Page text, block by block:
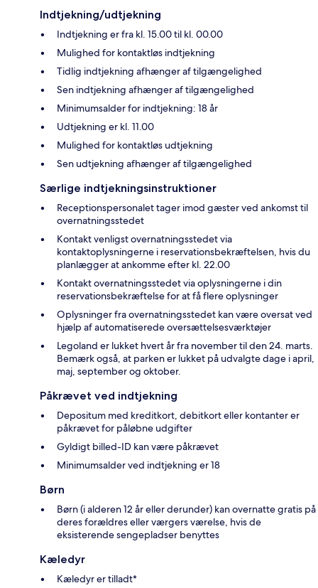
Indtjekning/udtjekning
Indtjekning er fra kl. 15.00 til kl. 00.00
Mulighed for kontaktløs indtjekning
Tidlig indtjekning afhænger af tilgængelighed
Sen indtjekning afhænger af tilgængelighed
Minimumsalder for indtjekning: 18 år
Udtjekning er kl. 11.00
Mulighed for kontaktløs udtjekning
Sen udtjekning afhænger af tilgængelighed
Særlige indtjekningsinstruktioner
Receptionspersonalet tager imod gæster ved ankomst til
overnatningsstedet
Kontakt venligst overnatningsstedet via
kontaktoplysningerne i reservationsbekræftelsen, hvis du
planlægger at ankomme efter kl. 22.00
Kontakt overnatningsstedet via oplysningerne i din
reservationsbekræftelse for at få flere oplysninger
Oplysninger fra overnatningsstedet kan være oversat ved
hjælp af automatiserede oversættelsesværktøjer
Legoland er lukket hvert år fra november til den 24. marts.
Bemærk også, at parken er lukket på udvalgte dage i april,
maj, september og oktober.
Påkrævet ved indtjekning
Depositum med kreditkort, debitkort eller kontanter er
påkrævet for påløbne udgifter
Gyldigt billed-ID kan være påkrævet
Minimumsalder ved indtjekning er 18
Børn
Børn (i alderen 12 år eller derunder) kan overnatte gratis på
deres forældres eller værgers værelse, hvis de
eksisterende sengepladser benyttes
Kæledyr
Kæledyr er tilladt*